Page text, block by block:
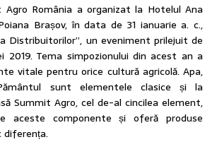
Agro România a organizat la Hotelul Ana
Brașov, în data de 31 ianuarie a. c.,
Distribuitorilor”, un eveniment prilejuit de
2019. Tema simpozionului din acest an a
vitale pentru orice cultură agricolă. Apa,
sunt elementele clasice și la
Summit Agro, cel de-al cincilea element,
aceste componente și oferă produse